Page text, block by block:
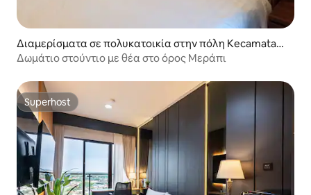
Διαμερίσματα σε πολυκατοικία στην πόλη Kecamatan
Ngaglik
Δωμάτιο στούντιο με θέα στο όρος Μεράπι
Superhost
Superhost